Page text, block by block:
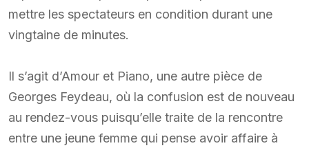
mettre les spectateurs en condition durant une
vingtaine de minutes.
Il s’agit d’Amour et Piano, une autre pièce de
Georges Feydeau, où la confusion est de nouveau
au rendez-vous puisqu’elle traite de la rencontre
entre une jeune femme qui pense avoir affaire à